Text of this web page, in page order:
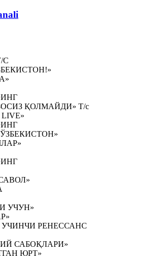
С
ҚОЛМАЙДИ» Т/с
УЧУН»
УЧИНЧИ РЕНЕССАНС
САБОҚЛАРИ»
ЮРТ»